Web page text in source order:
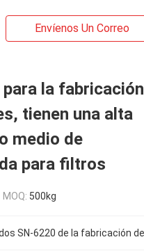
Envíenos Un Correo
la fabricación
tienen una alta
medio de
para filtros
MOQ: 500kg